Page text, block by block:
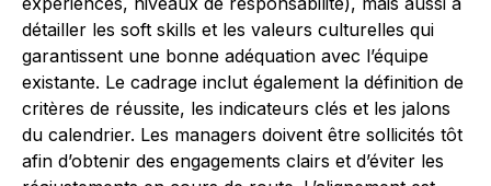
détailler les soft skills et les valeurs culturelles qui
garantissent une bonne adéquation avec l’équipe
existante. Le cadrage inclut également la définition de
critères de réussite, les indicateurs clés et les jalons
du calendrier. Les managers doivent être sollicités tôt
afin d’obtenir des engagements clairs et d’éviter les